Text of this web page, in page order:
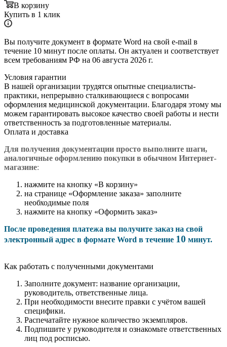
В корзину
Купить в 1 клик
Вы получите документ в формате Word на свой e-mail в
течение 10 минут после оплаты. Он актуален и соответствует
всем требованиям РФ на 06 августа 2026 г.
Условия гарантии
В нашей организации трудятся опытные специалисты-
практики, непрерывно сталкивающиеся с вопросами
оформления медицинской документации. Благодаря этому мы
можем гарантировать высокое качество своей работы и нести
ответственность за подготовленные материалы.
Оплата и доставка
Для получения документации просто выполните шаги,
аналогичные оформлению покупки в обычном Интернет-
магазине:
нажмите на кнопку «В корзину»
на странице «Оформление заказа» заполните
необходимые поля
нажмите на кнопку «Оформить заказ»
После проведения платежа вы получите заказ на свой
электронный адрес в формате Word в течение 10 минут.
Как работать с полученными документами
Заполните документ: название организации,
руководитель, ответственные лица.
При необходимости внесите правки с учётом вашей
специфики.
Распечатайте нужное количество экземпляров.
Подпишите у руководителя и ознакомьте ответственных
лиц под росписью.